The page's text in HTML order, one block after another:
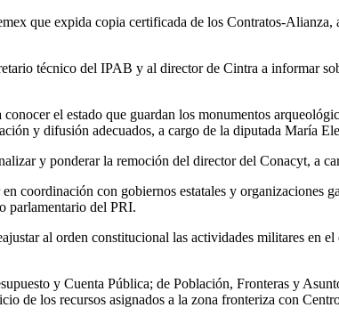
que expida copia certificada de los Contratos-
técnico del IPAB y al director de Cintra a informar
el estado que guardan los monumentos
y difusión adecuados, a cargo de la diputada María
y ponderar la remoción del director del Conacyt, a
coordinación con gobiernos estatales y organizaciones
parlamentario del PRI.
al orden constitucional las actividades militares en
y Cuenta Pública; de Población, Fronteras y
de los recursos asignados a la zona fronteriza con